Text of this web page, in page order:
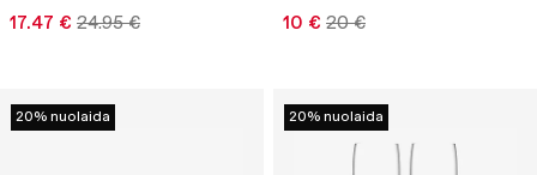
17.47 € 24.95 € 10 € 20 €
20% nuolaida 20% nuolaida